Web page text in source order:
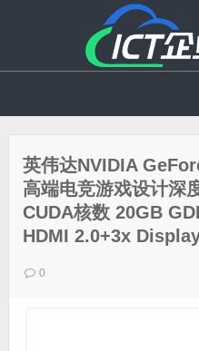
英伟达NVIDIA
高端电竞游戏设计深
CUDA核数 20GB
HDMI 2.0+3x
0